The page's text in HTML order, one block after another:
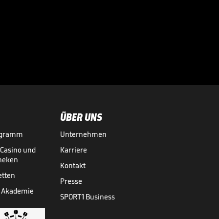
und
Akademie
ÜBER UNS
Unternehmen
Karriere
Kontakt
Presse
SPORT1 Business